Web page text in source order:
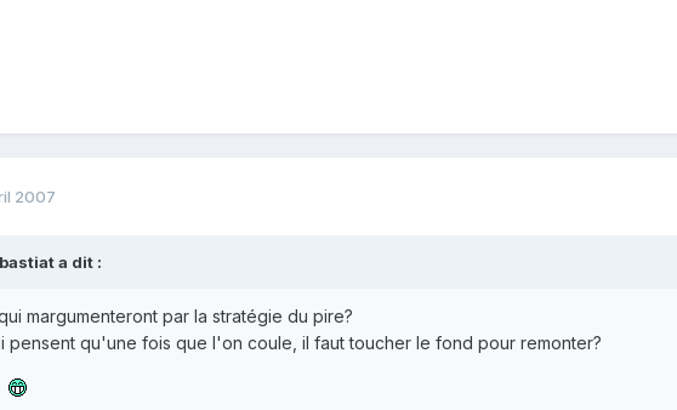
2007
a dit :
margumenteront par la stratégie du pire?
pensent qu'une fois que l'on coule, il faut toucher le fond pour remonter?